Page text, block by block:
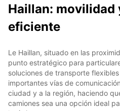
Haillan: movilidad
eficiente
Le Haillan, situado en las
punto estratégico para
soluciones de transporte
importantes vías de
ciudad y a la región, haciendo
camiones sea una opción ideal